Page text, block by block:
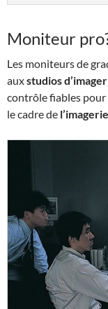
Moniteur
Les moniteurs de
auxstudios
contrôle fiables pour
le cadre de